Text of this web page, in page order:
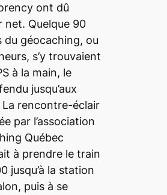
ont dû
net. Quelque 90
du géocaching, ou
s’y trouvaient
à la main, le
jusqu’aux
La rencontre-éclair
par l’association
Québec
à prendre le train
jusqu’à la station
puis à se